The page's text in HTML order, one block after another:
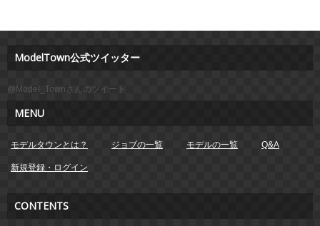
ModelTown公式ツイッター
@Model_Townさんのツイート
MENU
モデルタウンとは？ ジョブの一覧 モデルの一覧 Q&A
新規登録・ログイン
CONTENTS